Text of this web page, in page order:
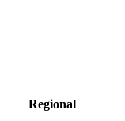
Regional